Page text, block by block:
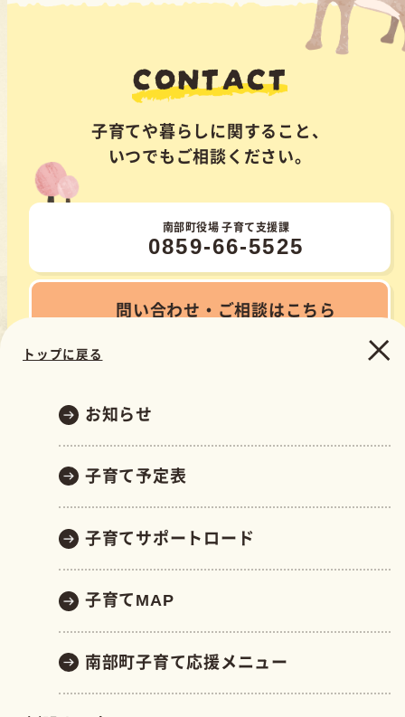
トップに戻る
お知らせ
子育て予定表
子育てサポートロード
子育てMAP
南部町子育て応援メニュー
CONTACT
子育てや暮らしに関すること、
いつでもご相談ください。
南部町役場 子育て支援課
0859-66-5525
問い合わせ・ご相談はこちら
南部町役場 子育て支援課
〒683-0323 鳥取県西伯郡南部町倭482
（南部町健康管理センターすこやか内）
午前9時～午後5時
サイトポリシ
サイトマッ